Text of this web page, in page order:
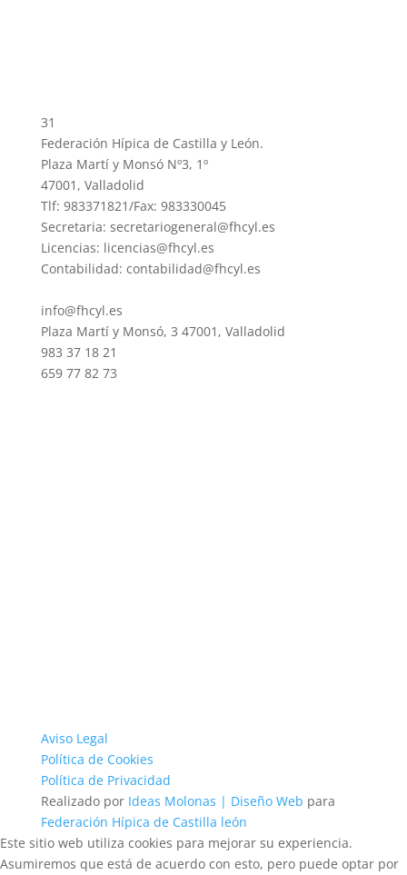
31
Federación Hípica de Castilla y León.
Plaza Martí y Monsó Nº3, 1º
47001, Valladolid
Tlf: 983371821/Fax: 983330045
Secretaria: secretariogeneral@fhcyl.es
Licencias: licencias@fhcyl.es
Contabilidad: contabilidad@fhcyl.es
info@fhcyl.es
Plaza Martí y Monsó, 3 47001, Valladolid
983 37 18 21
659 77 82 73
Aviso Legal
Política de Cookies
Política de Privacidad
Realizado por Ideas Molonas | Diseño Web para
Federación Hípica de Castilla león
Este sitio web utiliza cookies para mejorar su experiencia.
Asumiremos que está de acuerdo con esto, pero puede optar por